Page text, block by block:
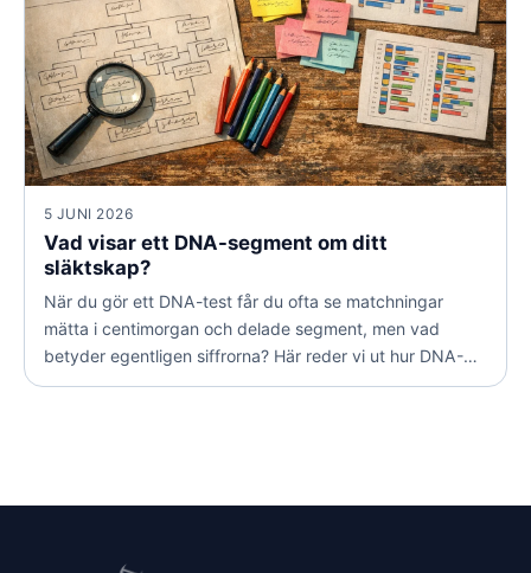
5 JUNI 2026
Vad visar ett DNA-segment om ditt
släktskap?
När du gör ett DNA-test får du ofta se matchningar
mätta i centimorgan och delade segment, men vad
betyder egentligen siffrorna? Här reder vi ut hur DNA-
segment fungerar och vad de kan avslöja om hur nära